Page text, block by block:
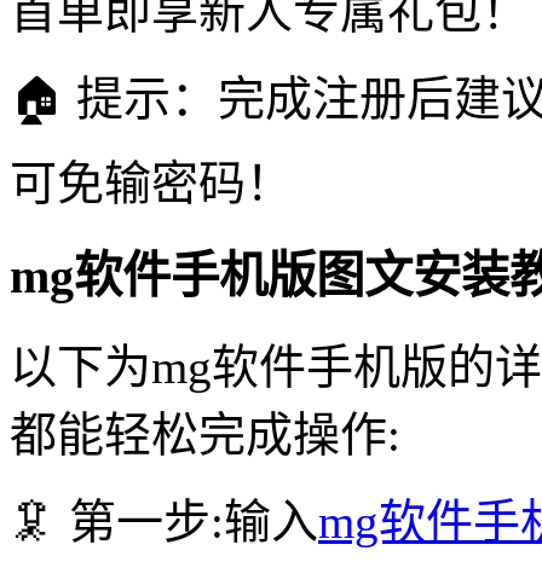
首单即享新人专属礼包！
🏠 提示：完成注册后建
可免输密码！
mg软件手机版图文安装
以下为mg软件手机版的
都能轻松完成操作:
🦑 第一步:输入mg软件手